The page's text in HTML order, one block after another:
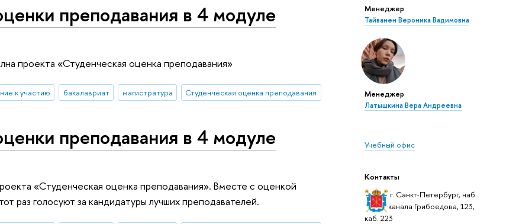
Менеджер
Тайванен Вероника Вадимовна
Менеджер
Латышкина Вера Андреевна
Учебный офис
Контакты
г. Санкт-Петербург, наб.
канала Грибоедова, 123,
каб. 223
преподавания в 4 модуле
проекта «Студенческая оценка преподавания»
к участию бакалавриат магистратура Студенческая оценка преподавания
преподавания в 4 модуле
«Студенческая оценка преподавания». Вместе с оценкой
раз голосуют за кандидатуры лучших преподавателей.